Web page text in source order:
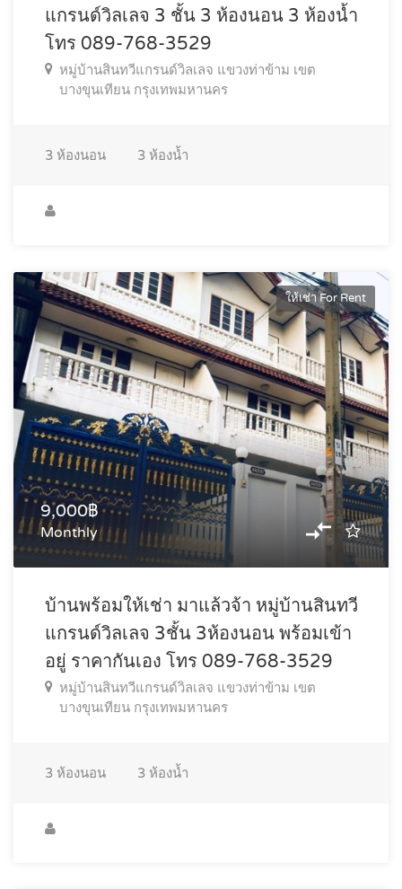
แกรนด์วิลเลจ 3 ชั้น 3 ห้องนอน 3 ห้องน้ำ
โทร 089-768-3529
หมู่บ้านสินทวีแกรนด์วิลเลจ แขวงท่าข้าม เขต
บางขุนเทียน กรุงเทพมหานคร
3 ห้องนอน 3 ห้องน้ำ
ให้เช่า For Rent
9,000฿
Monthly
บ้านพร้อมให้เช่า มาแล้วจ้า หมู่บ้านสินทวี
แกรนด์วิลเลจ 3ชั้น 3ห้องนอน พร้อมเข้า
อยู่ ราคากันเอง โทร 089-768-3529
หมู่บ้านสินทวีแกรนด์วิลเลจ แขวงท่าข้าม เขต
บางขุนเทียน กรุงเทพมหานคร
3 ห้องนอน 3 ห้องน้ำ